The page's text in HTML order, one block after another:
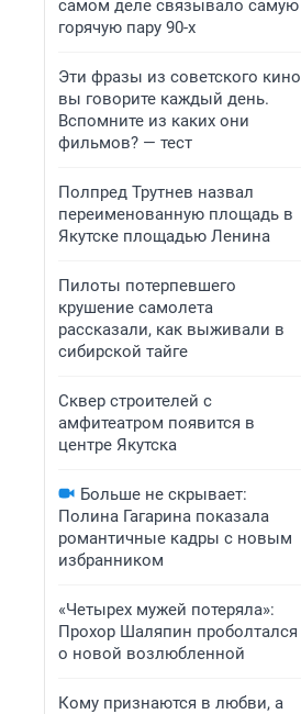
самом деле связывало самую
горячую пару 90-х
Эти фразы из советского кино
вы говорите каждый день.
Вспомните из каких они
фильмов? — тест
Полпред Трутнев назвал
переименованную площадь в
Якутске площадью Ленина
Пилоты потерпевшего
крушение самолета
рассказали, как выживали в
сибирской тайге
Сквер строителей с
амфитеатром появится в
центре Якутска
Больше не скрывает:
Полина Гагарина показала
романтичные кадры с новым
избранником
«Четырех мужей потеряла»:
Прохор Шаляпин проболтался
о новой возлюбленной
Кому признаются в любви, а